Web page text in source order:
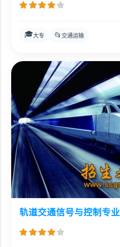
🎓大专 📂 交通运输
轨道交通信号与控制专业